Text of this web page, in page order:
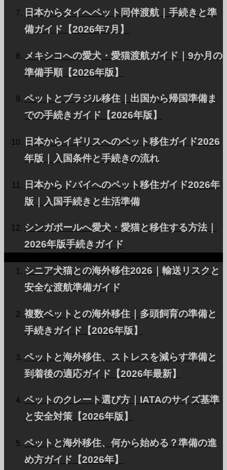
日本からタイへペット同伴渡航｜手続きと準
備ガイド【2026年7月】
メキシコへの愛犬・愛猫渡航ガイド｜9か月の
準備手順【2026年版】
ペットとブラジル移住｜出国から帰国準備ま
での手続きガイド【2026年版】
日本からイギリスへのペット移住ガイド2026
年版｜入国条件と手続きの流れ
日本からドバイへのペット移住ガイド2026年
版｜入国手続きと生活準備
シンガポールへ愛犬・愛猫と移住する方法｜
2026年版手続きガイド
シニア犬猫との海外移住2026｜輸送リスクと
安全な渡航準備ガイド
複数ペットとの海外移住｜多頭飼育の準備と
手続きガイド【2026年版】
ペットと海外移住、ストレスを減らす準備と
到着後の適応ガイド【2026年最新】
ペットのクレート選び方｜IATAのサイズ基準
と安全対策【2026年版】
ペットと海外移住、何から始める？準備の進
め方ガイド【2026年】
私たちのサービスと理念を紹介します。
Blog
海外移住や海外旅行についての情報を発信
Pricing Plans
ニーズに合わせたプランをご用意。
専門家がペットの空の旅を支えます。
Facebook
Contact
RSS
お客様の声
RECRUIT
会社概要